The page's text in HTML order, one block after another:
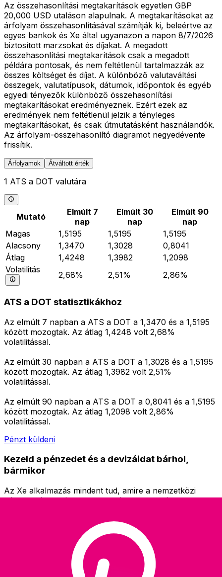
Az összehasonlítási megtakarítások egyetlen GBP
20,000 USD utaláson alapulnak. A megtakarításokat az
árfolyam összehasonlításával számítják ki, beleértve az
egyes bankok és Xe által ugyanazon a napon 8/7/2026
biztosított marzsokat és díjakat. A megadott
összehasonlítási megtakarítások csak a megadott
példára pontosak, és nem feltétlenül tartalmazzák az
összes költséget és díjat. A különböző valutaváltási
összegek, valutatípusok, dátumok, időpontok és egyéb
egyedi tényezők különböző összehasonlítási
megtakarításokat eredményeznek. Ezért ezek az
eredmények nem feltétlenül jelzik a tényleges
megtakarításokat, és csak útmutatásként használandók.
Az árfolyam-összehasonlító diagramot negyedévente
frissítik.
Árfolyamok Átváltott érték
1 ATS a DOT valutára
Mutató
Elmúlt 7
nap
Elmúlt 30
nap
Elmúlt 90
nap
Magas
1,5195 1,5195
1,5195
Alacsony
1,3470 1,3028
0,8041
Átlag
1,4248 1,3982
1,2098
Volatilitás
2,68% 2,51% 2,86%
ATS a DOT statisztikákhoz
Az elmúlt 7 napban a ATS a DOT a 1,3470 és a 1,5195
között mozogtak. Az átlag 1,4248 volt 2,68%
volatilitással.
Az elmúlt 30 napban a ATS a DOT a 1,3028 és a 1,5195
között mozogtak. Az átlag 1,3982 volt 2,51%
volatilitással.
Az elmúlt 90 napban a ATS a DOT a 0,8041 és a 1,5195
között mozogtak. Az átlag 1,2098 volt 2,86%
volatilitással.
Pénzt küldeni
Kezeld a pénzedet és a devizáidat bárhol,
bármikor
Az Xe alkalmazás mindent tud, amire a nemzetközi
pénzküldéshez és devizakezeléshez szükséged van.
pénzt külföldre rejtett díjak nélkül. Töltsd le még ma!